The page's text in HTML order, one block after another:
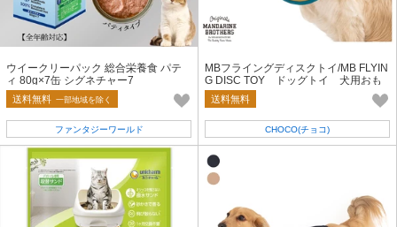
ウイークリーパック 総合栄養食 パテ
ィ 80g×7缶 シグネチャー7
送料無料 一部地域を除く
ファンタジーワールド
MBフライングディスクトイ/MB FLYIN
G DISC TOY ドッグトイ 犬用おも
ちゃ
送料無料
CHOCO(チョコ)